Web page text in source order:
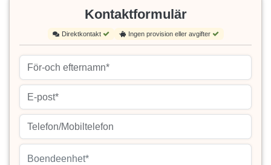
Kontaktformulär
Direktkontakt Ingen provision eller avgifter
Boendeenhet*